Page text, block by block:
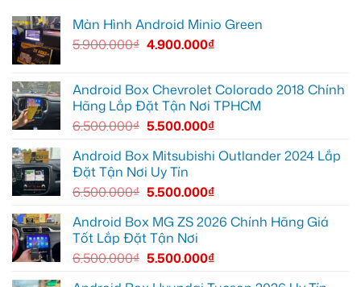
hãng
cho
CRV
màn
zin
giới
hạn
màn
Minio
CR-
Quận
Màn Hình Android Minio Green
5.900.000₫ 4.900.000₫
Android Box Chevrolet Colorado 2018 Chính
Hãng Lắp Đặt Tận Nơi TPHCM
6.500.000₫ 5.500.000₫
Android Box Mitsubishi Outlander 2024 Lắp
Đặt Tận Nơi Uy Tín
6.500.000₫ 5.500.000₫
Android Box MG ZS 2026 Chính Hãng Giá
Tốt Lắp Đặt Tận Nơi
6.500.000₫ 5.500.000₫